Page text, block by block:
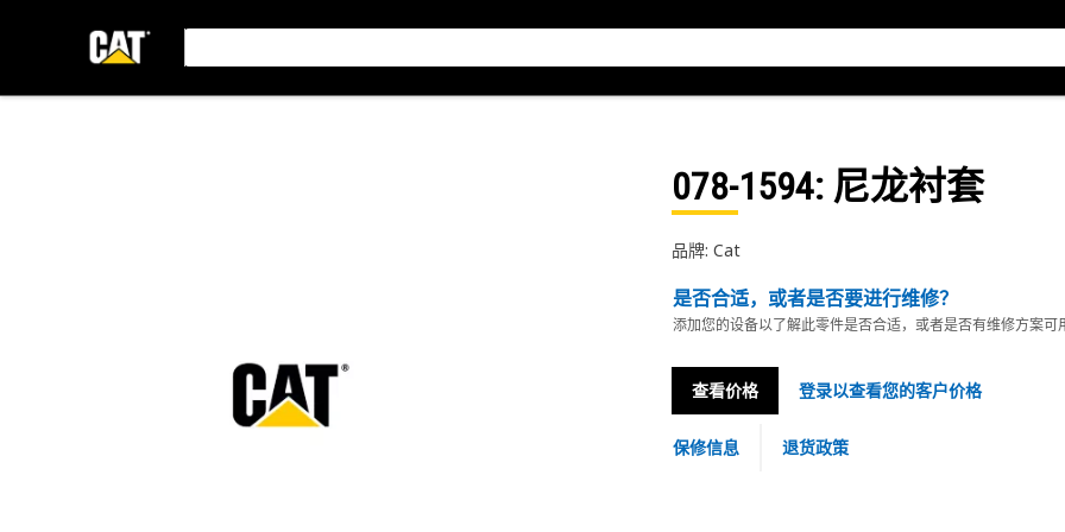
078-1594: 尼龙衬套
品牌: Cat
是否合适，或者是否要进行维修？
添加您的设备以了解此零件是否合适，或者是否有维修方案可
查看价格 登录以查看您的客户价格
保修信息 退货政策